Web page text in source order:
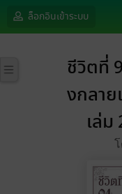
ล็อกอินเข้าระบบ
ชีวิตที่
งกลาย
เล่